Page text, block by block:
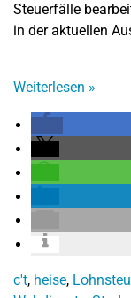
Steuerfälle
in der aktuellen
Weiterlesen »
c't, heise,